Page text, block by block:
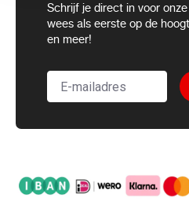
Schrijf je direct in voor
wees als eerste op de
en meer!